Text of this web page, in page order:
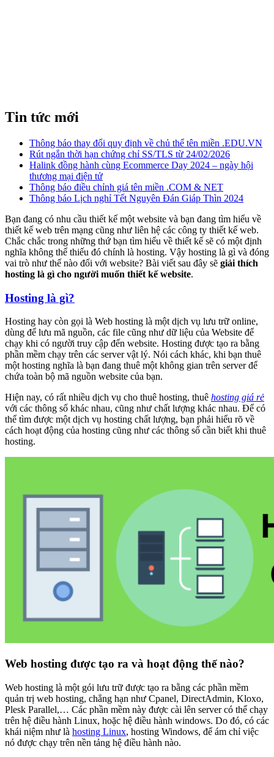
Tin tức mới
Thông báo thay đổi quy định về chủ thể tên miền .EDU.VN
Rút ngắn thời hạn chứng chỉ SS/TLS từ 24/02/2026
Halink đồng hành cùng Ecommerce Day 2024 – ngày hội
thương mại điện tử
Thông báo điều chỉnh giá tên miền .COM & NET
Thông báo Lịch nghỉ Tết Nguyên Đán Giáp Thìn 2024
Bạn đang có nhu cầu thiết kế một website và bạn đang tìm hiểu về
thiết kế web trên mạng cũng như liên hệ các công ty thiết kế web.
Chắc chắc trong những thứ bạn tìm hiểu về thiết kế sẽ có một định
nghĩa không thể thiếu đó chính là hosting. Vậy hosting là gì và đóng
vai trò như thế nào đối với website? Bài viết sau đây sẽ giải thích
hosting là gì cho người muốn thiết kế website.
Hosting là gì?
Hosting hay còn gọi là Web hosting là một dịch vụ lưu trữ online,
dùng để lưu mã nguồn, các file cũng như dữ liệu của Website để
chạy khi có người truy cập đến website. Hosting được tạo ra bằng
phần mềm chạy trên các server vật lý. Nói cách khác, khi bạn thuê
một hosting nghĩa là bạn đang thuê một không gian trên server để
chứa toàn bộ mã nguồn website của bạn.
Hiện nay, có rất nhiều dịch vụ cho thuê hosting, thuê hosting giá rẻ
với các thông số khác nhau, cũng như chất lượng khác nhau. Để có
thể tìm được một dịch vụ hosting chất lượng, bạn phải hiểu rõ về
cách hoạt động của hosting cũng như các thông số cần biết khi thuê
hosting.
Web hosting được tạo ra và hoạt động thế nào?
Web hosting là một gói lưu trữ được tạo ra bằng các phần mềm
quản trị web hosting, chẳng hạn như Cpanel, DirectAdmin, Kloxo,
Plesk Parallel,… Các phần mềm này được cài lên server có thể chạy
trên hệ điều hành Linux, hoặc hệ điều hành windows. Do đó, có các
khái niệm như là hosting Linux, hosting Windows, để ám chỉ việc
nó được chạy trên nền tảng hệ điều hành nào.